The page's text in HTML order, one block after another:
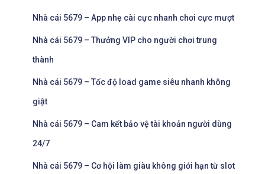
Nhà cái 5679 – App nhẹ cài cực nhanh chơi cực mượt
Nhà cái 5679 – Thưởng VIP cho người chơi trung
thành
Nhà cái 5679 – Tốc độ load game siêu nhanh không
giật
Nhà cái 5679 – Cam kết bảo vệ tài khoản người dùng
24/7
Nhà cái 5679 – Cơ hội làm giàu không giới hạn từ slot